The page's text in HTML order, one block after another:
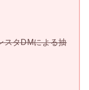
タDMによる抽